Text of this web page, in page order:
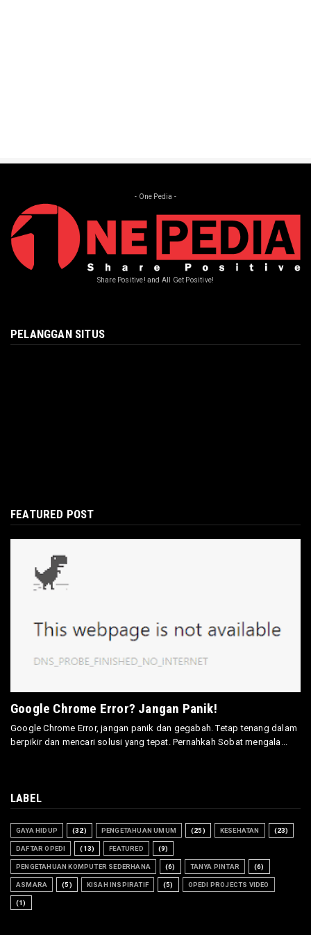
- One Pedia -
Share Positive! and All Get Positive!
PELANGGAN SITUS
FEATURED POST
Google Chrome Error? Jangan Panik!
Google Chrome Error, jangan panik dan gegabah. Tetap tenang dalam
berpikir dan mencari solusi yang tepat. Pernahkah Sobat mengala...
LABEL
GAYA HIDUP (32) PENGETAHUAN UMUM (25) KESEHATAN (23)
DAFTAR OPEDI (13) FEATURED (9)
PENGETAHUAN KOMPUTER SEDERHANA (6) TANYA PINTAR (6)
ASMARA (5) KISAH INSPIRATIF (5) OPEDI PROJECTS VIDEO
(1)